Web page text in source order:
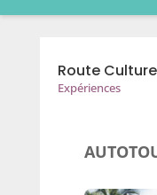
Route
Expériences